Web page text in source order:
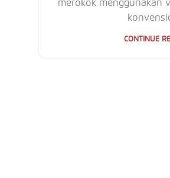
merokok menggunakan
CONTINUE